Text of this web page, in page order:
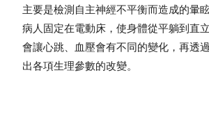
主要是檢測自主神經不平衡而造成的暈
病人固定在電動床，使身體從平躺到直
會讓心跳、血壓會有不同的變化，再透
出各項生理參數的改變。